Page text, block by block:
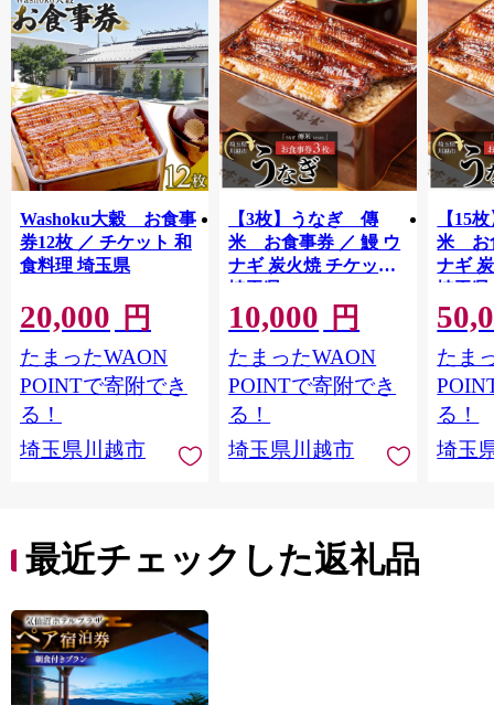
Washoku大穀 お食事
券12枚 ／ チケット 和
食料理 埼玉県
20,000 円
たまったWAON
POINTで寄附でき
る！
埼玉県川越市
【3枚】うなぎ 傳
米 お食事券 ／ 鰻 ウ
ナギ 炭火焼 チケット
埼玉県
10,000 円
たまったWAON
POINTで寄附でき
る！
埼玉県川越市
【15
米 お
ナギ
埼玉県
たま
る！
埼玉
最近チェックした返礼品